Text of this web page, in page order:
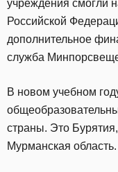
учреждения смогли
Российской
дополнительное
служба
В новом учебном
страны. Это
Мурманская область.